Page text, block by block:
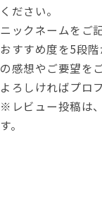
ください。
ニックネームをご
おすすめ度を5段
の感想やご要望を
よろしければプロ
※レビュー投稿は
す。